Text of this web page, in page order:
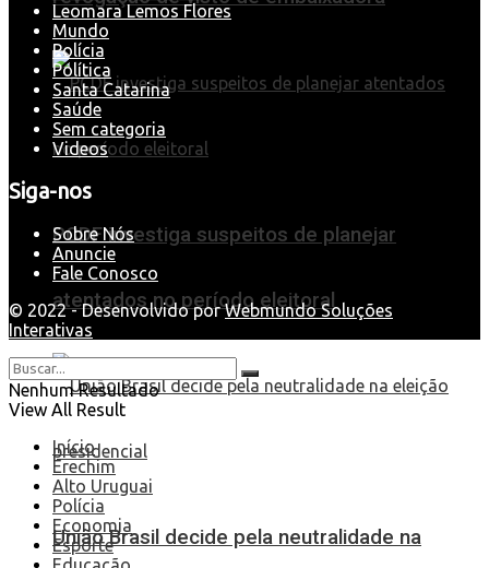
PCDF investiga suspeitos de planejar
atentados no período eleitoral
União Brasil decide pela neutralidade na
Leomara Lemos Flores
Mundo
Polícia
Política
Santa Catarina
Saúde
Sem categoria
Videos
Siga-nos
Sobre Nós
Anuncie
Fale Conosco
© 2022 - Desenvolvido porWebmundo Soluções
Interativas
Nenhum Resultado
View All Result
Início
Erechim
Alto Uruguai
Polícia
Economia
Esporte